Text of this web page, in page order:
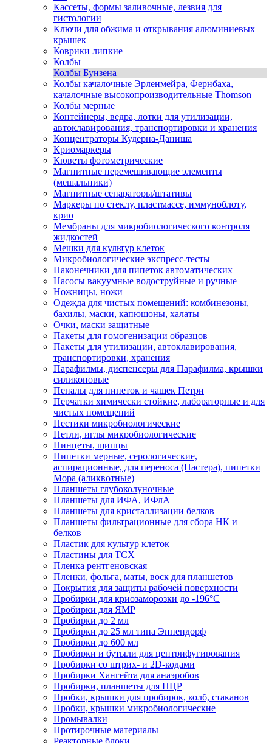
Кассеты, формы заливочные, лезвия для
гистологии
Ключи для обжима и открывания алюминиевых
крышек
Коврики липкие
Колбы
Колбы Бунзена
Колбы качалочные Эрленмейра, Фернбаха,
качалочные высокопроизводительные Thomson
Колбы мерные
Контейнеры, ведра, лотки для утилизации,
автоклавирования, транспортировки и хранения
Концентраторы Кудерна-Даниша
Криомаркеры
Кюветы фотометрические
Магнитные перемешивающие элементы
(мешальники)
Магнитные сепараторы/штативы
Маркеры по стеклу, пластмассе, иммуноблоту,
крио
Мембраны для микробиологического контроля
жидкостей
Мешки для культур клеток
Микробиологические экспресс-тесты
Наконечники для пипеток автоматических
Насосы вакуумные водоструйные и ручные
Ножницы, ножи
Одежда для чистых помещений: комбинезоны,
бахилы, маски, капюшоны, халаты
Очки, маски защитные
Пакеты для гомогенизации образцов
Пакеты для утилизации, автоклавирования,
транспортировки, хранения
Парафилмы, диспенсеры для Парафилма, крышки
силиконовые
Пеналы для пипеток и чашек Петри
Перчатки химически стойкие, лабораторные и для
чистых помещений
Пестики микробиологические
Петли, иглы микробиологические
Пинцеты, щипцы
Пипетки мерные, серологические,
аспирационные, для переноса (Пастера), пипетки
Мора (аликвотные)
Планшеты глубоколуночные
Планшеты для ИФА, ИФлА
Планшеты для кристаллизации белков
Планшеты фильтрационные для сбора НК и
белков
Пластик для культур клеток
Пластины для ТСХ
Пленка рентгеновская
Пленки, фольга, маты, воск для планшетов
Покрытия для защиты рабочей поверхности
Пробирки для криозаморозки до -196°С
Пробирки для ЯМР
Пробирки до 2 мл
Пробирки до 25 мл типа Эппендорф
Пробирки до 600 мл
Пробирки и бутыли для центрифугирования
Пробирки со штрих- и 2D-кодами
Пробирки Хангейта для анаэробов
Пробирки, планшеты для ПЦР
Пробки, крышки для пробирок, колб, стаканов
Пробки, крышки микробиологические
Промывалки
Протирочные материалы
Реакторные блоки